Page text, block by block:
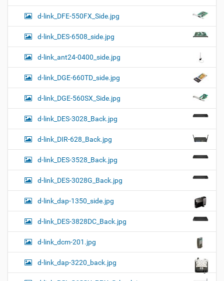
d-link_DFE-550FX_Side.jpg
d-link_DES-6508_side.jpg
d-link_ant24-0400_side.jpg
d-link_DGE-660TD_side.jpg
d-link_DGE-560SX_Side.jpg
d-link_DES-3028_Back.jpg
d-link_DIR-628_Back.jpg
d-link_DES-3528_Back.jpg
d-link_DES-3028G_Back.jpg
d-link_dap-1350_side.jpg
d-link_DES-3828DC_Back.jpg
d-link_dcm-201.jpg
d-link_dap-3220_back.jpg